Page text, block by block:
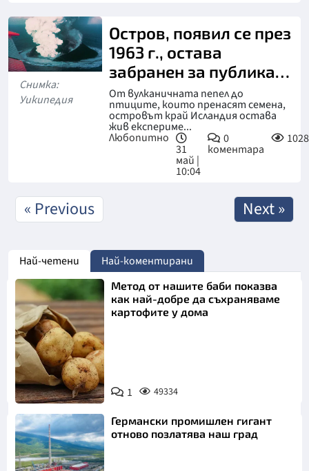
Снимка:
Уикипедия
Остров, появил се през
1963 г., остава
забранен за публиката
и днес
От вулканичната пепел до
птиците, които пренасят семена,
островът край Исландия остава
жив експериме...
Любопитно
31
май |
10:04
0
коментара
1028
« Previous Next »
Най-четени Най-коментирани
Снимка:
Пиксабей
Метод от нашите баби показва
как най-добре да съхраняваме
картофите у дома
1 49334
Германски промишлен гигант
отново позлатява наш град